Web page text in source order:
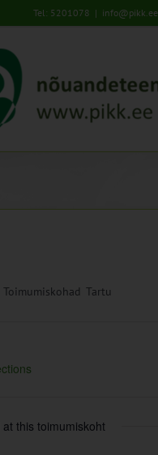
Tel: 5201078 | info@pikk.ee
Toimumiskohad Tartu
this toimumiskoht